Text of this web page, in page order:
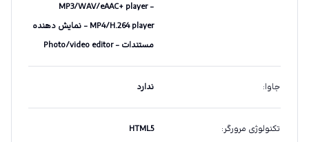
MP3/WAV/eAAC+ player -
MP4/H.264 player - نمایش دهنده
مستندات - Photo/video editor
جاوا: ندارد
تکنولوژی مرورگر:
HTML5